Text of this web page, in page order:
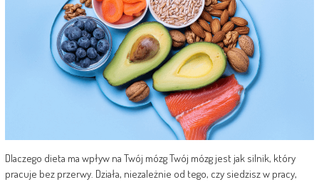
Dlaczego dieta ma wpływ na Twój mózg Twój mózg jest jak silnik, który
pracuje bez przerwy. Działa, niezależnie od tego, czy siedzisz w pracy,